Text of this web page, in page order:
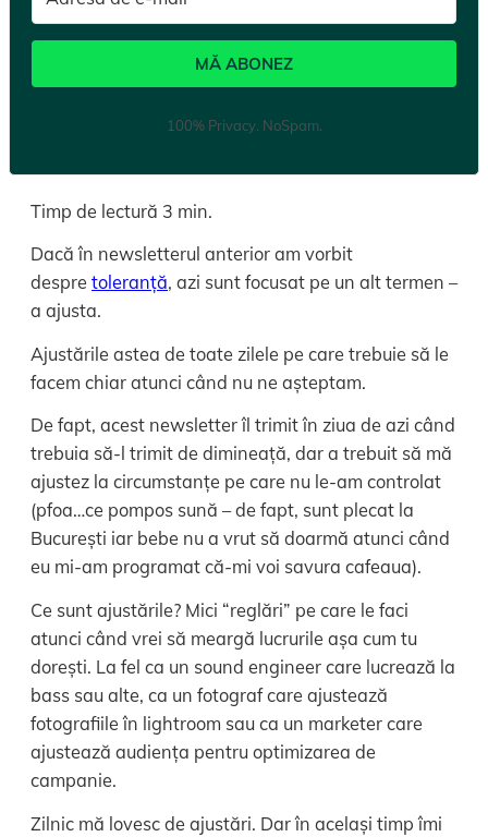
MĂ ABONEZ
100% Privacy. NoSpam.
Timp de lectură 3 min.
Dacă în newsletterul anterior am vorbit
despre toleranță, azi sunt focusat pe un alt termen –
a ajusta.
Ajustările astea de toate zilele pe care trebuie să le
facem chiar atunci când nu ne așteptam.
De fapt, acest newsletter îl trimit în ziua de azi când
trebuia să-l trimit de dimineață, dar a trebuit să mă
ajustez la circumstanțe pe care nu le-am controlat
(pfoa…ce pompos sună – de fapt, sunt plecat la
București iar bebe nu a vrut să doarmă atunci când
eu mi-am programat că-mi voi savura cafeaua).
Ce sunt ajustările? Mici “reglări” pe care le faci
atunci când vrei să meargă lucrurile așa cum tu
dorești. La fel ca un sound engineer care lucrează la
bass sau alte, ca un fotograf care ajustează
fotografiile în lightroom sau ca un marketer care
ajustează audiența pentru optimizarea de
campanie.
Zilnic mă lovesc de ajustări. Dar în același timp îmi